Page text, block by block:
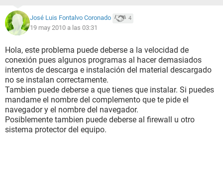
José Luis Fontalvo Coronado 4
19 may 2010 a las 03:31
Hola, este problema puede deberse a la velocidad de
conexión pues algunos programas al hacer demasiados
intentos de descarga e instalación del material descargado
no se instalan correctamente.
Tambien puede deberse a que tienes que instalar. Si puedes
mandame el nombre del complemento que te pide el
navegador y el nombre del navegador.
Posiblemente tambien puede deberse al firewall u otro
sistema protector del equipo.